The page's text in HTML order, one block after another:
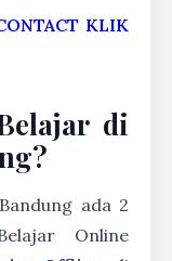
KLIK
di
ada 2
Online